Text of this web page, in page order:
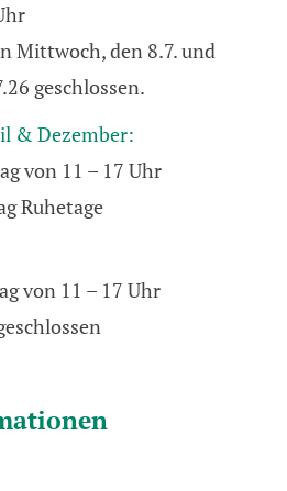
Mittwoch, den 8.7. und
geschlossen.
& Dezember:
von 11 – 17 Uhr
Ruhetage
von 11 – 17 Uhr